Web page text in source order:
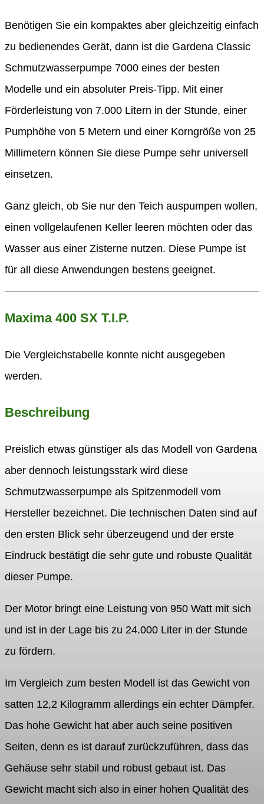
Benötigen Sie ein kompaktes aber gleichzeitig einfach
zu bedienendes Gerät, dann ist die Gardena Classic
Schmutzwasserpumpe 7000 eines der besten
Modelle und ein absoluter Preis-Tipp. Mit einer
Förderleistung von 7.000 Litern in der Stunde, einer
Pumphöhe von 5 Metern und einer Korngröße von 25
Millimetern können Sie diese Pumpe sehr universell
einsetzen.
Ganz gleich, ob Sie nur den Teich auspumpen wollen,
einen vollgelaufenen Keller leeren möchten oder das
Wasser aus einer Zisterne nutzen. Diese Pumpe ist
für all diese Anwendungen bestens geeignet.
Maxima 400 SX T.I.P.
Die Vergleichstabelle konnte nicht ausgegeben
werden.
Beschreibung
Preislich etwas günstiger als das Modell von Gardena
aber dennoch leistungsstark wird diese
Schmutzwasserpumpe als Spitzenmodell vom
Hersteller bezeichnet. Die technischen Daten sind auf
den ersten Blick sehr überzeugend und der erste
Eindruck bestätigt die sehr gute und robuste Qualität
dieser Pumpe.
Der Motor bringt eine Leistung von 950 Watt mit sich
und ist in der Lage bis zu 24.000 Liter in der Stunde
zu fördern.
Im Vergleich zum besten Modell ist das Gewicht von
satten 12,2 Kilogramm allerdings ein echter Dämpfer.
Das hohe Gewicht hat aber auch seine positiven
Seiten, denn es ist darauf zurückzuführen, dass das
Gehäuse sehr stabil und robust gebaut ist. Das
Gewicht macht sich also in einer hohen Qualität des